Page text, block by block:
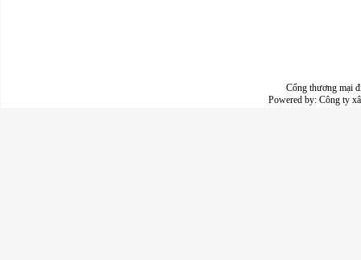
Cổng thương mại
Powered by: Công ty